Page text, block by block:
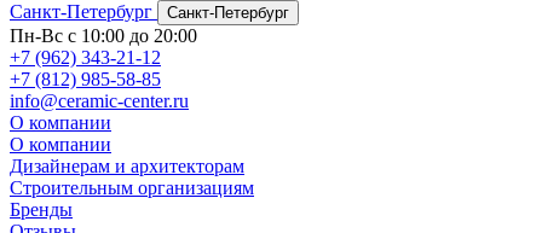
Санкт-Петербург
Санкт-Петербург
Пн-Вс с 10:00 до 20:00
+7 (962) 343-21-12
+7 (812) 985-58-85
info@ceramic-center.ru
О компании
О компании
Дизайнерам и архитекторам
Строительным организациям
Бренды